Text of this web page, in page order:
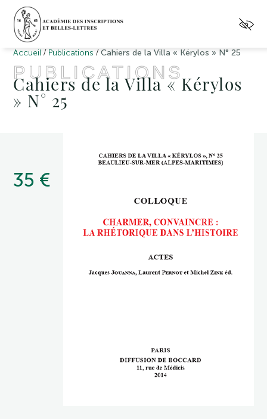
Accueil / Publications /Cahiers de la Villa « Kérylos » N° 25
PUBLICATIONS
Cahiers de la Villa « Kérylos
» N° 25
35 €